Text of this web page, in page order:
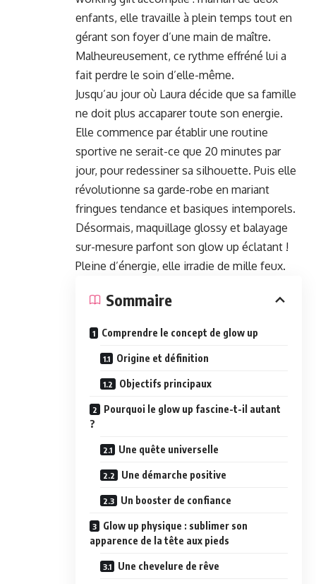
enfants, elle travaille à plein temps tout en
gérant son foyer d’une main de maître.
Malheureusement, ce rythme effréné lui a
fait perdre le soin d’elle-même.
Jusqu’au jour où Laura décide que sa famille
ne doit plus accaparer toute son energie.
Elle commence par établir une routine
sportive ne serait-ce que 20 minutes par
jour, pour redessiner sa silhouette. Puis elle
révolutionne sa garde-robe en mariant
fringues tendance et basiques intemporels.
Désormais, maquillage glossy et balayage
sur-mesure parfont son glow up éclatant !
Pleine d’énergie, elle irradie de mille feux.
Sommaire
Comprendre le concept de glow up
Origine et définition
Objectifs principaux
Pourquoi le glow up fascine-t-il autant
?
Une quête universelle
Une démarche positive
Un booster de confiance
Glow up physique : sublimer son
apparence de la tête aux pieds
Une chevelure de rêve